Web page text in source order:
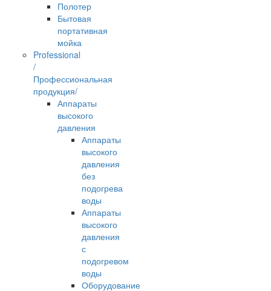
Полотер
Бытовая
портативная
мойка
Professional
/
Профессиональная
продукция/
Аппараты
высокого
давления
Аппараты
высокого
давления
без
подогрева
воды
Аппараты
высокого
давления
с
подогревом
воды
Оборудование